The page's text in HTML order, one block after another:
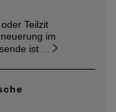
Teilzit
im
ist